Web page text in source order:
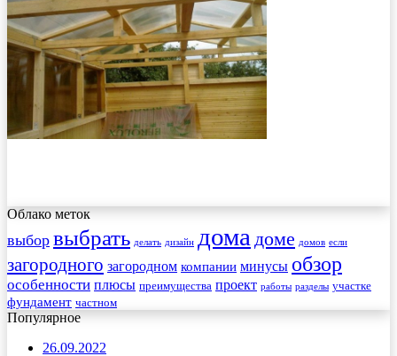
Облако меток
выбор выбрать делать дизайн дома доме домов если
загородного загородном компании минусы обзор
особенности плюсы преимущества проект работы разделы участке
фундамент частном
Популярное
26.09.2022